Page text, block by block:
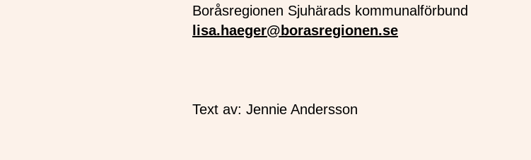
Boråsregionen Sjuhärads kommunalförbund
lisa.haeger@borasregionen.se
Text av: Jennie Andersson